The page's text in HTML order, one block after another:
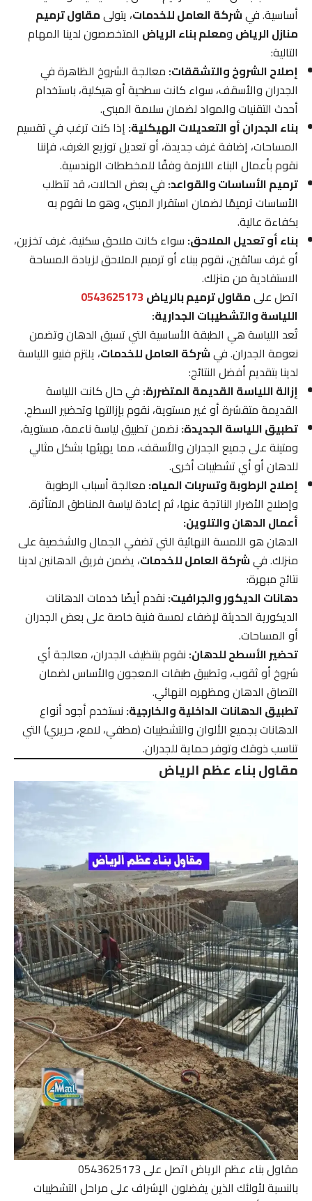
أساسية. فيشركة العامل للخدمات، يتولىمقاول ترميم
منازل الرياضومعلم بناء الرياضالمتخصصون لدينا المهام
التالية:
إصلاح الشروخ والتشققات:معالجة الشروخ الظاهرة في
الجدران والأسقف، سواء كانت سطحية أو هيكلية، باستخدام
أحدث التقنيات والمواد لضمان سلامة المبنى.
بناء الجدران أو التعديلات الهيكلية:إذا كنت ترغب في تقسيم
المساحات، إضافة غرف جديدة، أو تعديل توزيع الغرف، فإننا
نقوم بأعمال البناء اللازمة وفقًا للمخططات الهندسية.
ترميم الأساسات والقواعد:في بعض الحالات، قد تتطلب
الأساسات ترميمًا لضمان استقرار المبنى، وهو ما نقوم به
بكفاءة عالية.
بناء أو تعديل الملاحق:سواء كانت ملاحق سكنية، غرف تخزين،
أو غرف سائقين، نقوم ببناء أو ترميم الملاحق لزيادة المساحة
الاستفادية من منزلك.
اتصل علىمقاول ترميم بالرياض0543625173
اللياسة والتشطيبات الجدارية:
تُعد اللياسة هي الطبقة الأساسية التي تسبق الدهان وتضمن
نعومة الجدران. فيشركة العامل للخدمات، يلتزم فنيو اللياسة
لدينا بتقديم أفضل النتائج:
إزالة اللياسة القديمة المتضررة:في حال كانت اللياسة
القديمة متقشرة أو غير مستوية، نقوم بإزالتها وتحضير السطح.
تطبيق اللياسة الجديدة:نضمن تطبيق لياسة ناعمة، مستوية،
ومتينة على جميع الجدران والأسقف، مما يهيئها بشكل مثالي
للدهان أو أي تشطيبات أخرى.
إصلاح الرطوبة وتسربات المياه:معالجة أسباب الرطوبة
وإصلاح الأضرار الناتجة عنها، ثم إعادة لياسة المناطق المتأثرة.
أعمال الدهان والتلوين:
الدهان هو اللمسة النهائية التي تضفي الجمال والشخصية على
منزلك. فيشركة العامل للخدمات، يضمن فريق الدهانين لدينا
نتائج مبهرة:
دهانات الديكور والجرافيت:نقدم أيضًا خدمات الدهانات
الديكورية الحديثة لإضفاء لمسة فنية خاصة على بعض الجدران
أو المساحات.
تحضير الأسطح للدهان:نقوم بتنظيف الجدران، معالجة أي
شروخ أو ثقوب، وتطبيق طبقات المعجون والأساس لضمان
التصاق الدهان ومظهره النهائي.
تطبيق الدهانات الداخلية والخارجية:نستخدم أجود أنواع
الدهانات بجميع الألوان والتشطيبات (مطفي، لامع، حريري) التي
تناسب ذوقك وتوفر حماية للجدران.
مقاول بناء عظم الرياض
مقاول بناء عظم الرياض اتصل على 0543625173
بالنسبة لأولئك الذين يفضلون الإشراف على مراحل التشطيبات